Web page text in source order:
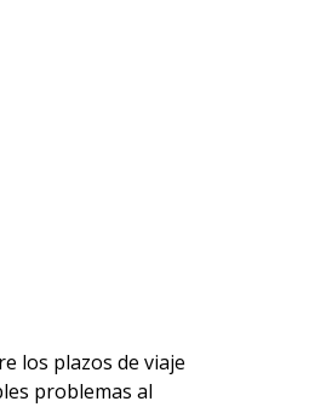
los plazos de viaje
problemas al